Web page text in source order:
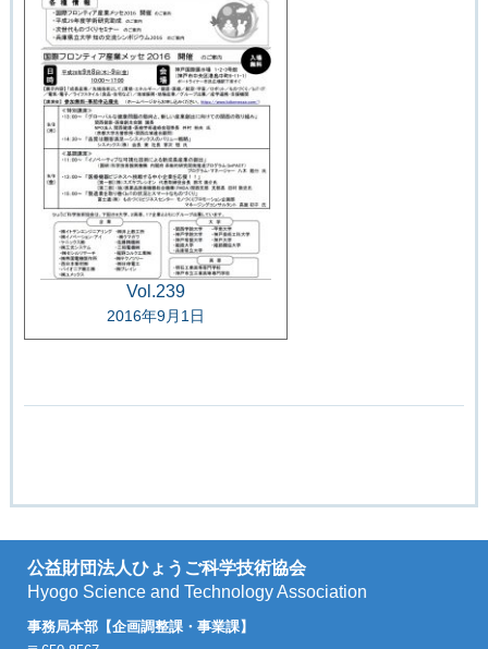
Vol.239
2016年9月1日
公益財団法人ひょうご科学技術協会
Hyogo Science and Technology Association
事務局本部【企画調整課・事業課】